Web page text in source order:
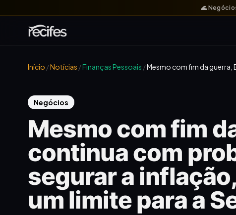
🌊
Início /Notícias /Finanças Pessoais /Mesmo com fim da
Negócios
Mesmo com fim
continua com
segurar a
um limite para a